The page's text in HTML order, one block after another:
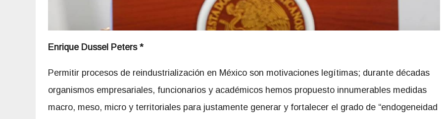
Enrique Dussel Peters *
Permitir procesos de reindustrialización en México son motivaciones legítimas; durante décadas
organismos empresariales, funcionarios y académicos hemos propuesto innumerables medidas
macro, meso, micro y territoriales para justamente generar y fortalecer el grado de “endogeneidad